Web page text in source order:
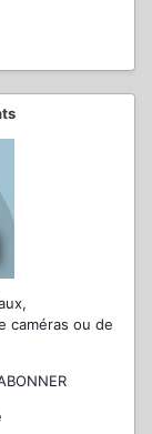
caméras ou de